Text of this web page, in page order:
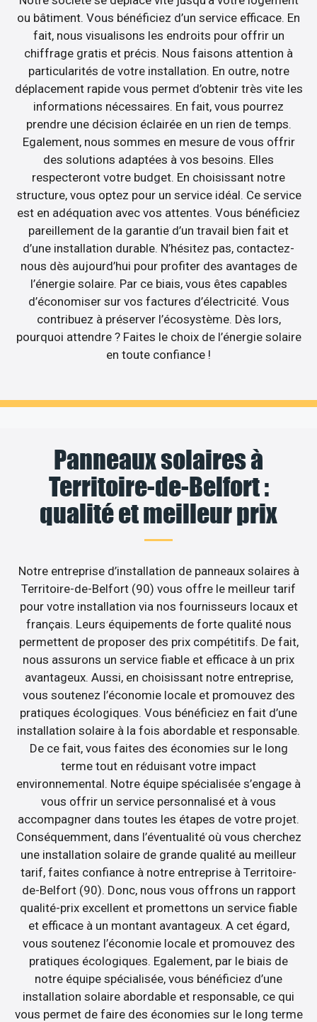
ou bâtiment. Vous bénéficiez d’un service efficace. En
fait, nous visualisons les endroits pour offrir un
chiffrage gratis et précis. Nous faisons attention à
particularités de votre installation. En outre, notre
déplacement rapide vous permet d’obtenir très vite les
informations nécessaires. En fait, vous pourrez
prendre une décision éclairée en un rien de temps.
Egalement, nous sommes en mesure de vous offrir
des solutions adaptées à vos besoins. Elles
respecteront votre budget. En choisissant notre
structure, vous optez pour un service idéal. Ce service
est en adéquation avec vos attentes. Vous bénéficiez
pareillement de la garantie d’un travail bien fait et
d’une installation durable. N’hésitez pas, contactez-
nous dès aujourd’hui pour profiter des avantages de
l’énergie solaire. Par ce biais, vous êtes capables
d’économiser sur vos factures d’électricité. Vous
contribuez à préserver l’écosystème. Dès lors,
pourquoi attendre ? Faites le choix de l’énergie solaire
en toute confiance !
Panneaux solaires à
Territoire-de-Belfort :
qualité et meilleur prix
Notre entreprise d’installation de panneaux solaires à
Territoire-de-Belfort (90) vous offre le meilleur tarif
pour votre installation via nos fournisseurs locaux et
français. Leurs équipements de forte qualité nous
permettent de proposer des prix compétitifs. De fait,
nous assurons un service fiable et efficace à un prix
avantageux. Aussi, en choisissant notre entreprise,
vous soutenez l’économie locale et promouvez des
pratiques écologiques. Vous bénéficiez en fait d’une
installation solaire à la fois abordable et responsable.
De ce fait, vous faites des économies sur le long
terme tout en réduisant votre impact
environnemental. Notre équipe spécialisée s’engage à
vous offrir un service personnalisé et à vous
accompagner dans toutes les étapes de votre projet.
Conséquemment, dans l’éventualité où vous cherchez
une installation solaire de grande qualité au meilleur
tarif, faites confiance à notre entreprise à Territoire-
de-Belfort (90). Donc, nous vous offrons un rapport
qualité-prix excellent et promettons un service fiable
et efficace à un montant avantageux. A cet égard,
vous soutenez l’économie locale et promouvez des
pratiques écologiques. Egalement, par le biais de
notre équipe spécialisée, vous bénéficiez d’une
installation solaire abordable et responsable, ce qui
vous permet de faire des économies sur le long terme